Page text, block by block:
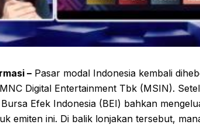
– Pasar modal Indonesia kembali
Digital Entertainment Tbk (MSIN).
Efek Indonesia (BEI) bahkan
emiten ini. Di balik lonjakan tersebut,